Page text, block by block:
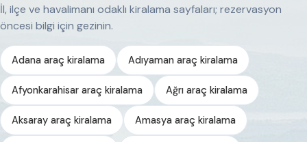
İl, ilçe ve havalimanı odaklı kiralama sayfaları; rezervasyon
öncesi bilgi için gezinin.
Adana araç kiralama Adıyaman araç kiralama
Afyonkarahisar araç kiralama Ağrı araç kiralama
Aksaray araç kiralama Amasya araç kiralama